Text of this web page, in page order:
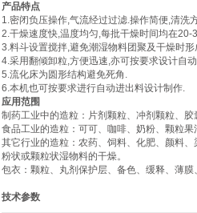
产品特点
1.密闭负压操作,气流经过过滤.操作简便,清洗
2.干燥速度快,温度均匀,每批干燥时间均在20-
3.料斗设置搅拌,避免潮湿物料团聚及干燥时形
4.采用翻倾卸粒,方便迅速,亦可按要求设计自
5.流化床为圆形结构避免死角.
6.本机也可按要求进行自动进出料设计制作.
应用范围
制药工业中的造粒：片剂颗粒、冲剂颗粒、胶
食品工业的造粒：可可、咖啡、奶粉、颗粒果
其它行业的造粒：农药、饲料、化肥、颜料、
粉状或颗粒状湿物料的干燥。
包衣：颗粒、丸剂保护层、备色、缓释、薄膜
技术参数